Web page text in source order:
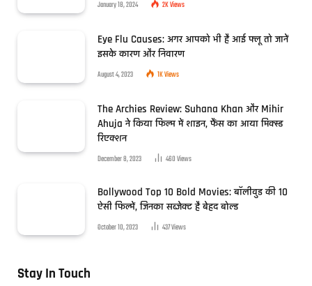
January 18, 2024 2KViews
Eye Flu Causes: अगर आपको भी है आई फ्लू तो जानें
इसके कारण और निवारण
August 4, 2023 1KViews
The Archies Review: Suhana Khan और Mihir
Ahuja ने किया फिल्म में शाइन, फैंस का आया मिक्स्ड
रिएक्शन
December 8, 2023 460Views
Bollywood Top 10 Bold Movies: बॉलीवुड की 10
ऐसी फिल्में, जिनका सब्जेक्ट है बेहद बोल्ड
October 10, 2023 437Views
Stay In Touch